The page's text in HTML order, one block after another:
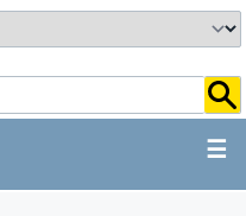
☰
HAUPTBEREICH